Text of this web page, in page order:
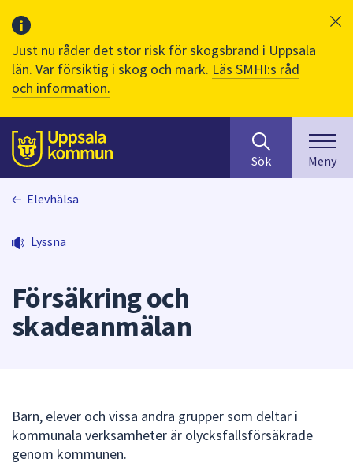
Just nu råder det stor risk för skogsbrand i Uppsala
län. Var försiktig i skog och mark. Läs SMHI:s råd
och information.
Till sidans
huvudinnehåll
efter
innehåll
på
under
fältet.
Sök Meny
Elevhälsa
Lyssna
Försäkring och
skadeanmälan
Barn, elever och vissa andra grupper som deltar i
kommunala verksamheter är olycksfallsförsäkrade
genom kommunen.